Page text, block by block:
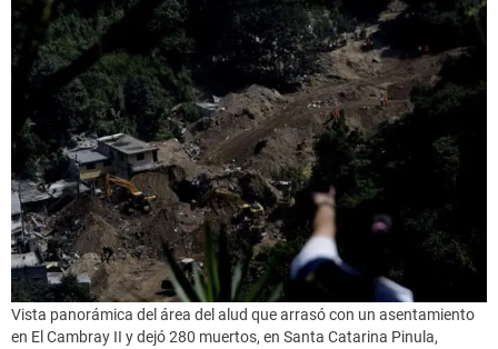
Vista panorámica del área del alud que arrasó con un asentamiento
en El Cambray II y dejó 280 muertos, en Santa Catarina Pinula,